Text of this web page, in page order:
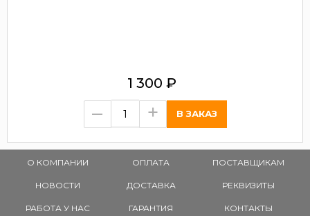
1 300 ₽
– +
О КОМПАНИИ
НОВОСТИ
РАБОТА У НАС
ОПЛАТА
ДОСТАВКА
ГАРАНТИЯ
ПОСТАВЩИКАМ
РЕКВИЗИТЫ
КОНТАКТЫ